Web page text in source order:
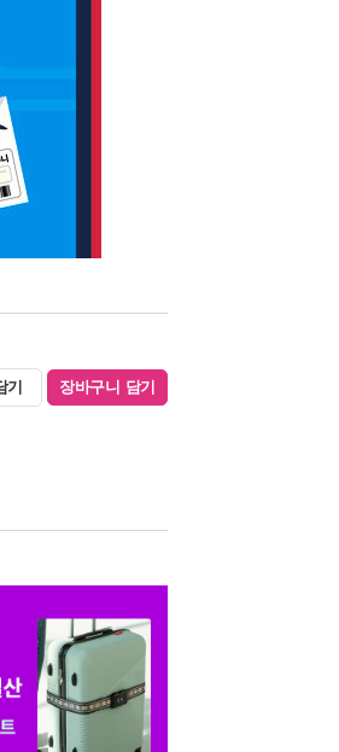
기 장바구니 담기